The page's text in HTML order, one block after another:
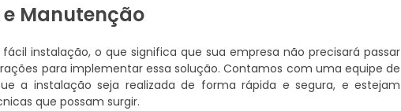
Manutenção
instalação, o que significa que sua empresa não precisará passar
para implementar essa solução. Contamos com uma equipe de
a instalação seja realizada de forma rápida e segura, e estejam
que possam surgir.